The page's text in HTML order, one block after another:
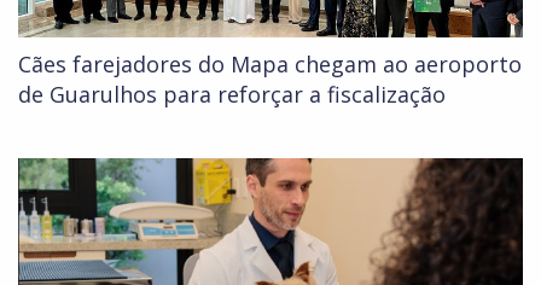
Cães farejadores do Mapa chegam ao aeroporto
de Guarulhos para reforçar a fiscalização